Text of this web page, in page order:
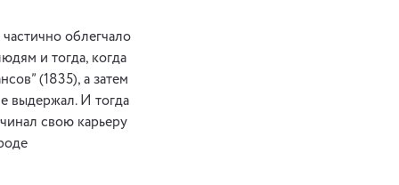
облегчало
и тогда, когда
(1835), а затем
выдержал. И тогда
свою карьеру